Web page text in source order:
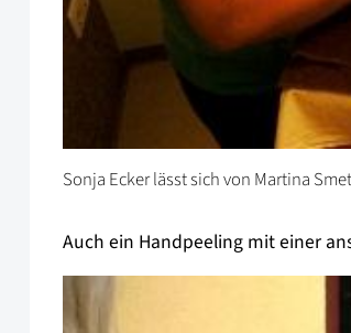
Sonja Ecker lässt sich von Martina
Auch ein Handpeeling mit einer